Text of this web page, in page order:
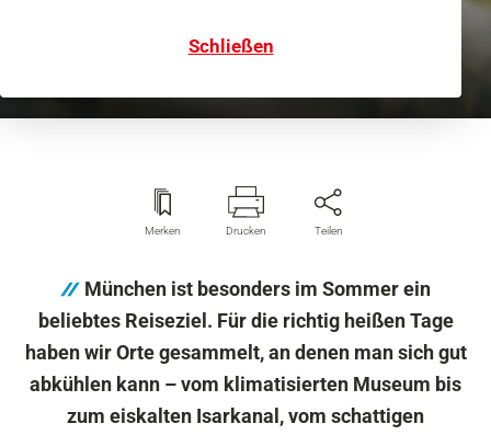
Schließen
Merken Drucken Teilen
München ist besonders im Sommer ein
beliebtes Reiseziel. Für die richtig heißen Tage
haben wir Orte gesammelt, an denen man sich gut
abkühlen kann – vom klimatisierten Museum bis
zum eiskalten Isarkanal, vom schattigen